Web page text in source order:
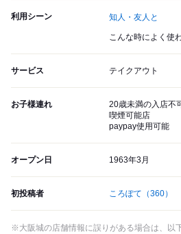
利用シーン 知人・友人と
こんな時によく使
サービス テイクアウト
お子様連れ
20歳未満の入店不
喫煙可能店
paypay使用可能
オープン日 1963年3月
初投稿者 ころぽて （360）
※大阪城の店舗情報に誤りがある場合は、以